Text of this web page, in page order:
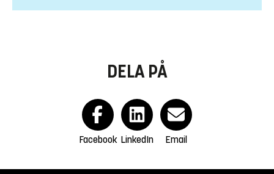
DELA PÅ
Facebook LinkedIn Email